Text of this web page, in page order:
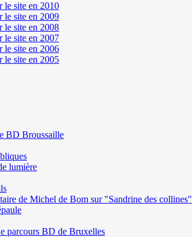
le site en 2010
le site en 2009
le site en 2008
le site en 2007
le site en 2006
le site en 2005
BD Broussaille
lumière
de Michel de Bom sur "Sandrine des collines"
parcours BD de Bruxelles